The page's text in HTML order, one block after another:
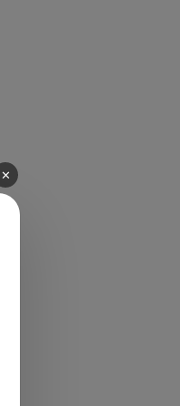
✕